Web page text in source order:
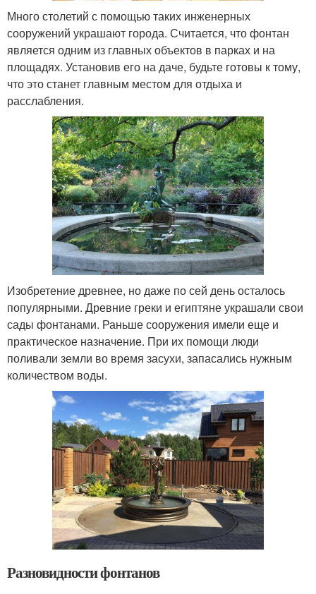
Много столетий с помощью таких инженерных
сооружений украшают города. Считается, что фонтан
является одним из главных объектов в парках и на
площадях. Установив его на даче, будьте готовы к тому,
что это станет главным местом для отдыха и
расслабления.
Изобретение древнее, но даже по сей день осталось
популярными. Древние греки и египтяне украшали свои
сады фонтанами. Раньше сооружения имели еще и
практическое назначение. При их помощи люди
поливали земли во время засухи, запасались нужным
количеством воды.
Разновидности фонтанов